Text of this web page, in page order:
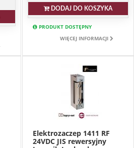
DODAJ DO KOSZYKA
PRODUKT DOSTĘPNY
WIĘCEJ INFORMACJI
Elektrozaczep 1411 RF
24VDC JIS rewersyjny